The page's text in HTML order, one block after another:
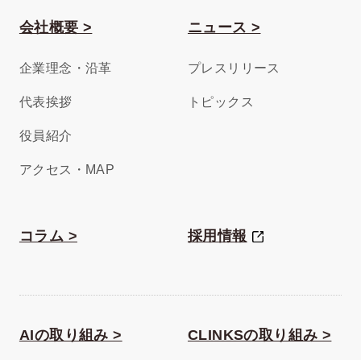
会社概要 >
企業理念・沿革
代表挨拶
役員紹介
アクセス・MAP
ニュース >
プレスリリース
トピックス
コラム > 採用情報
AIの取り組み > CLINKSの取り組み >